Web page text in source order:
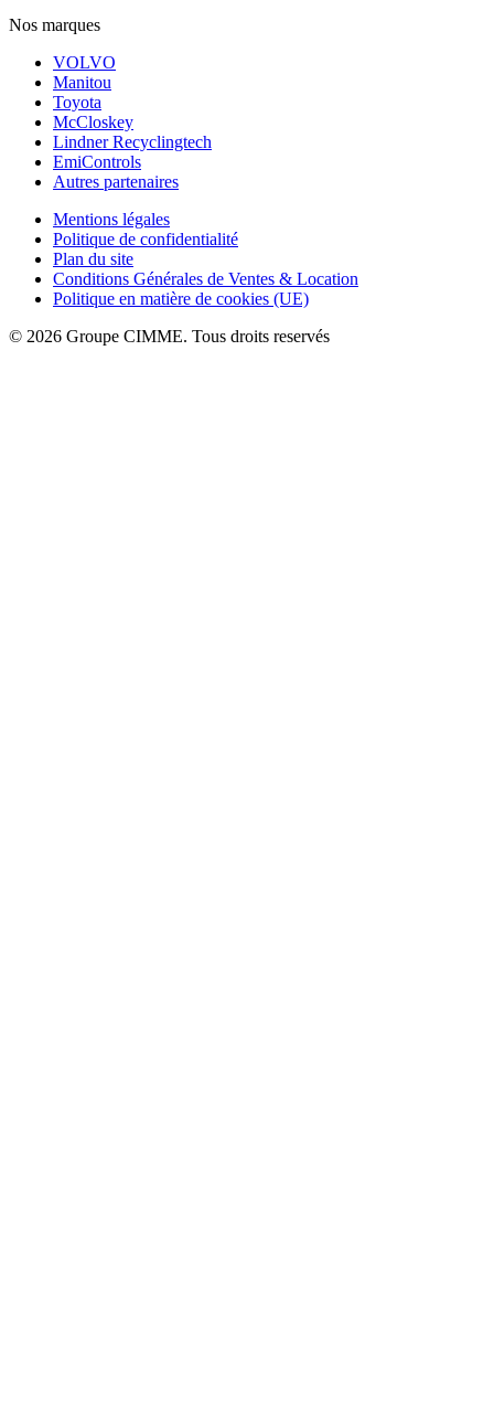
Nos marques
VOLVO
Manitou
Toyota
McCloskey
Lindner Recyclingtech
EmiControls
Autres partenaires
Mentions légales
Politique de confidentialité
Plan du site
Conditions Générales de Ventes & Location
Politique en matière de cookies (UE)
© 2026 Groupe CIMME. Tous droits reservés